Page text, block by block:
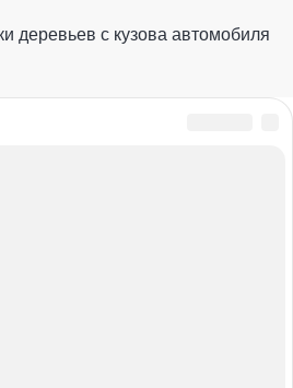
деревьев с кузова автомобиля